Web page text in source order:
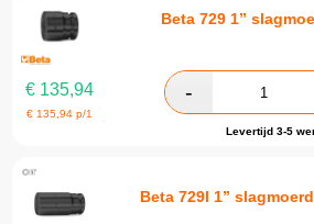
Beta 729 1”
€ 135,94
€ 135,94 p/1
Levertijd 3-5
Beta 729l 1”